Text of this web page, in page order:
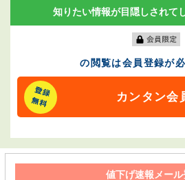
知りたい情報が目隠しされて
の閲覧は会員登録が必
カンタン会
値下げ速報メール